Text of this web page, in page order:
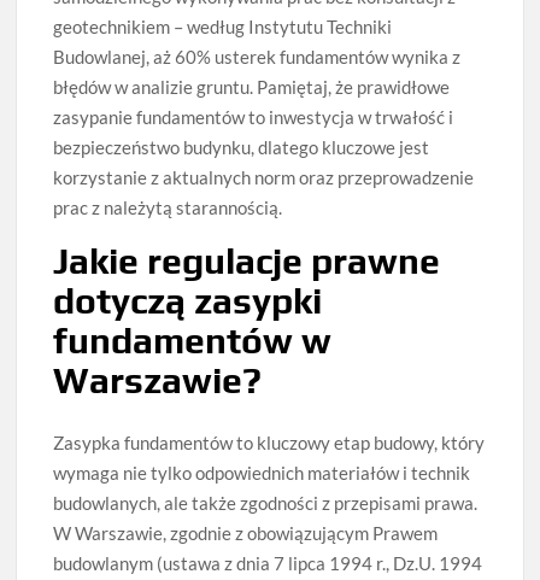
geotechnikiem – według Instytutu Techniki
Budowlanej, aż 60% usterek fundamentów wynika z
błędów w analizie gruntu. Pamiętaj, że prawidłowe
zasypanie fundamentów to inwestycja w trwałość i
bezpieczeństwo budynku, dlatego kluczowe jest
korzystanie z aktualnych norm oraz przeprowadzenie
prac z należytą starannością.
Jakie regulacje prawne
dotyczą zasypki
fundamentów w
Warszawie?
Zasypka fundamentów to kluczowy etap budowy, który
wymaga nie tylko odpowiednich materiałów i technik
budowlanych, ale także zgodności z przepisami prawa.
W Warszawie, zgodnie z obowiązującym Prawem
budowlanym (ustawa z dnia 7 lipca 1994 r., Dz.U. 1994